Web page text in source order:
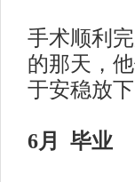
手术顺利
的那天，
于安稳放下
6月 毕业